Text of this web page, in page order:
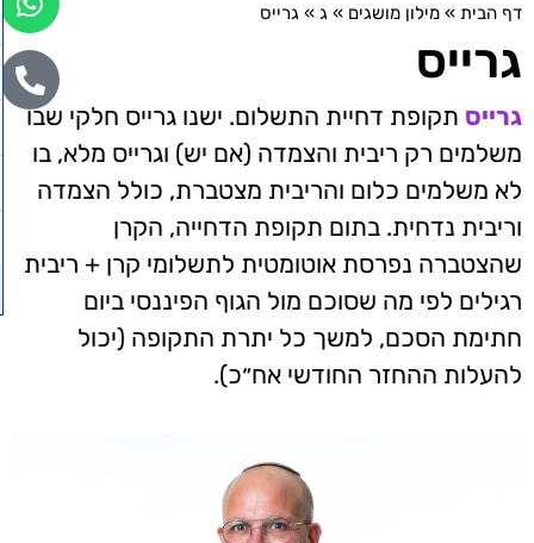
דף הבית » מילון מושגים » ג » גרייס
גרייס
גרייס תקופת דחיית התשלום. ישנו גרייס חלקי שבו
משלמים רק ריבית והצמדה (אם יש) וגרייס מלא, בו
לא משלמים כלום והריבית מצטברת, כולל הצמדה
וריבית נדחית. בתום תקופת הדחייה, הקרן
שהצטברה נפרסת אוטומטית לתשלומי קרן + ריבית
רגילים לפי מה שסוכם מול הגוף הפיננסי ביום
חתימת הסכם, למשך כל יתרת התקופה (יכול
להעלות ההחזר החודשי אח״כ).